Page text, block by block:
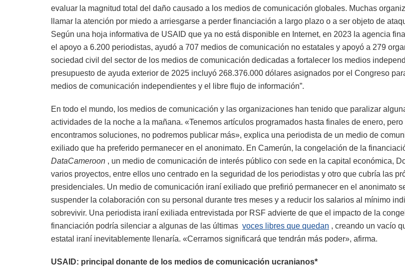
evaluar la magnitud total del daño causado a los medios de comunicación globales. Muchas
llamar la atención por miedo a arriesgarse a perder financiación a largo plazo o a ser objeto de
Según una hoja informativa de USAID que ya no está disponible en Internet, en 2023 la agencia
el apoyo a 6.200 periodistas, ayudó a 707 medios de comunicación no estatales y apoyó a 279
sociedad civil del sector de los medios de comunicación dedicadas a fortalecer los medios
presupuesto de ayuda exterior de 2025 incluyó 268.376.000 dólares asignados por el Congreso
medios de comunicación independientes y el libre flujo de información”.
En todo el mundo, los medios de comunicación y las organizaciones han tenido que paralizar
actividades de la noche a la mañana. «Tenemos artículos programados hasta finales de enero,
encontramos soluciones, no podremos publicar más», explica una periodista de un medio de
exiliado que ha preferido permanecer en el anonimato. En Camerún, la congelación de la
DataCameroon , un medio de comunicación de interés público con sede en la capital económica,
varios proyectos, entre ellos uno centrado en la seguridad de los periodistas y otro que cubría las
presidenciales. Un medio de comunicación iraní exiliado que prefirió permanecer en el anonimato
suspender la colaboración con su personal durante tres meses y a reducir los salarios al mínimo
sobrevivir. Una periodista iraní exiliada entrevistada por RSF advierte de que el impacto de la
financiación podría silenciar a algunas de las últimas voces libres que quedan , creando un vacío
estatal iraní inevitablemente llenaría. «Cerrarnos significará que tendrán más poder», afirma.
USAID: principal donante de los medios de comunicación ucranianos*